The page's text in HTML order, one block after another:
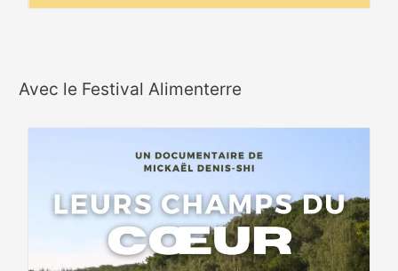
Avec le Festival Alimenterre